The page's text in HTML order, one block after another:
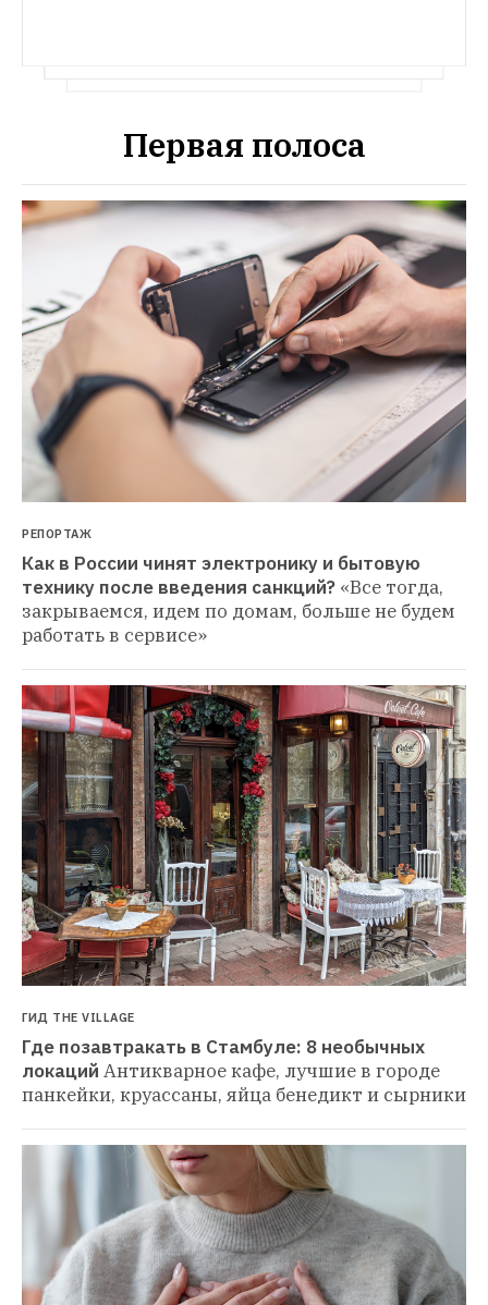
Первая полоса
РЕПОРТАЖ
Как в России чинят электронику и бытовую
технику после введения санкций? «Все тогда,
закрываемся, идем по домам, больше не будем
работать в сервисе»
ГИД THE VILLAGE
Где позавтракать в Стамбуле: 8 необычных
локаций Антикварное кафе, лучшие в городе
панкейки, круассаны, яйца бенедикт и сырники